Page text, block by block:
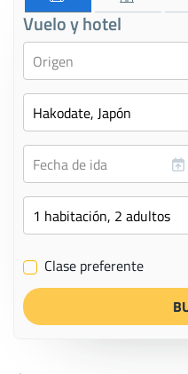
Vuelo y hotel
✔ Clase preferente